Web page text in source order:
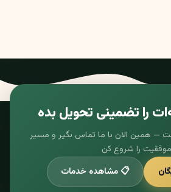
را تضمینی تحویل بده
— همین الان با ما تماس بگیر و مسیر
موفقیت را شروع کن
📋 مشاهده خدمات